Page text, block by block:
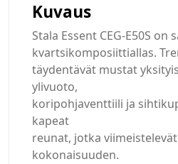
Kuvaus
Stala Essent CEG-E50S on
kvartsikomposiittiallas.
täydentävät mustat
ylivuoto,
koripohjaventtiili ja
kapeat
reunat, jotka
kokonaisuuden.